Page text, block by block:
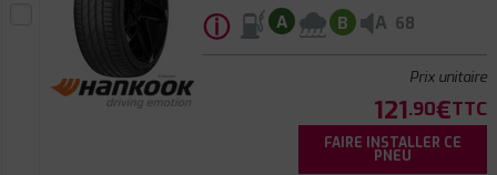
ⓘ A B A 68
Prix unitaire
121.90€TTC
FAIRE INSTALLER CE
PNEU